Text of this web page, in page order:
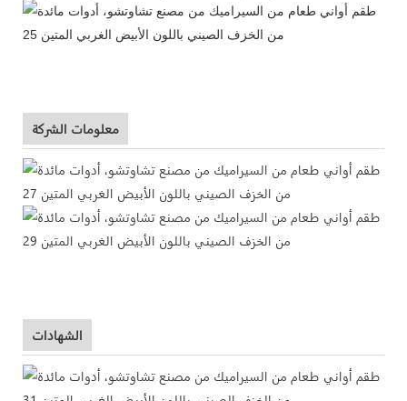
معلومات الشركة
الشهادات